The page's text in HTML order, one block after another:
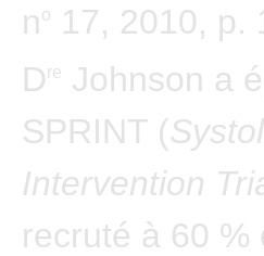
n o
17, 2010, p.
Dre
Johnson a
SPRINT (
Intervention
recruté à 60 %